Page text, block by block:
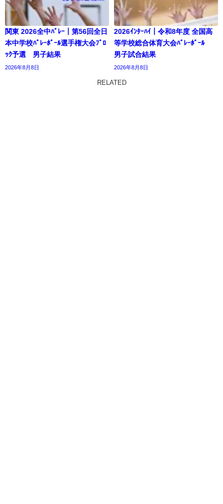
関東 2026全中ﾊﾞﾚｰ｜第56回全日
本中学校ﾊﾞﾚｰﾎﾞｰﾙ選手権大会ﾌﾞﾛ
ｯｸ予選 男子結果
2026年8月8日
2026ｲﾝﾀｰﾊｲ｜令和8年度 全国高
等学校総合体育大会ﾊﾞﾚｰﾎﾞｰﾙ
男子試合結果
2026年8月8日
RELATED